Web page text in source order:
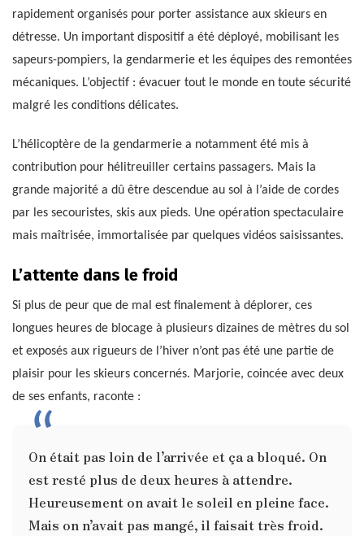
rapidement organisés pour porter assistance aux skieurs en
détresse. Un important dispositif a été déployé, mobilisant les
sapeurs-pompiers, la gendarmerie et les équipes des remontées
mécaniques. L’objectif : évacuer tout le monde en toute sécurité
malgré les conditions délicates.
L’hélicoptère de la gendarmerie a notamment été mis à
contribution pour hélitreuiller certains passagers. Mais la
grande majorité a dû être descendue au sol à l’aide de cordes
par les secouristes, skis aux pieds. Une opération spectaculaire
mais maîtrisée, immortalisée par quelques vidéos saisissantes.
L’attente dans le froid
Si plus de peur que de mal est finalement à déplorer, ces
longues heures de blocage à plusieurs dizaines de mètres du sol
et exposés aux rigueurs de l’hiver n’ont pas été une partie de
plaisir pour les skieurs concernés. Marjorie, coincée avec deux
de ses enfants, raconte :
On était pas loin de l’arrivée et ça a bloqué. On
est resté plus de deux heures à attendre.
Heureusement on avait le soleil en pleine face.
Mais on n’avait pas mangé, il faisait très froid.